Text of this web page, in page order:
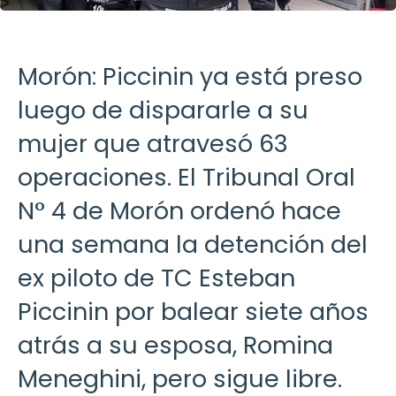
Morón: Piccinin ya está preso
luego de dispararle a su
mujer que atravesó 63
operaciones. El Tribunal Oral
N° 4 de Morón ordenó hace
una semana la detención del
ex piloto de TC Esteban
Piccinin por balear siete años
atrás a su esposa, Romina
Meneghini, pero sigue libre.